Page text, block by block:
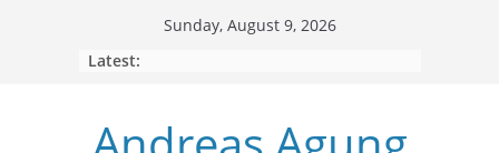
Sunday, August 9, 2026
Latest: